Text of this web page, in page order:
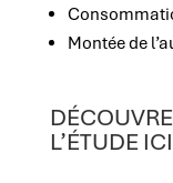
Montée de
L’ÉTUDE